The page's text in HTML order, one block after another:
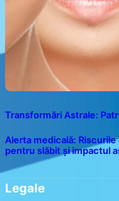
Transformări Astrale:
Alerta medicală:
pentru slăbit și impactul
Legale